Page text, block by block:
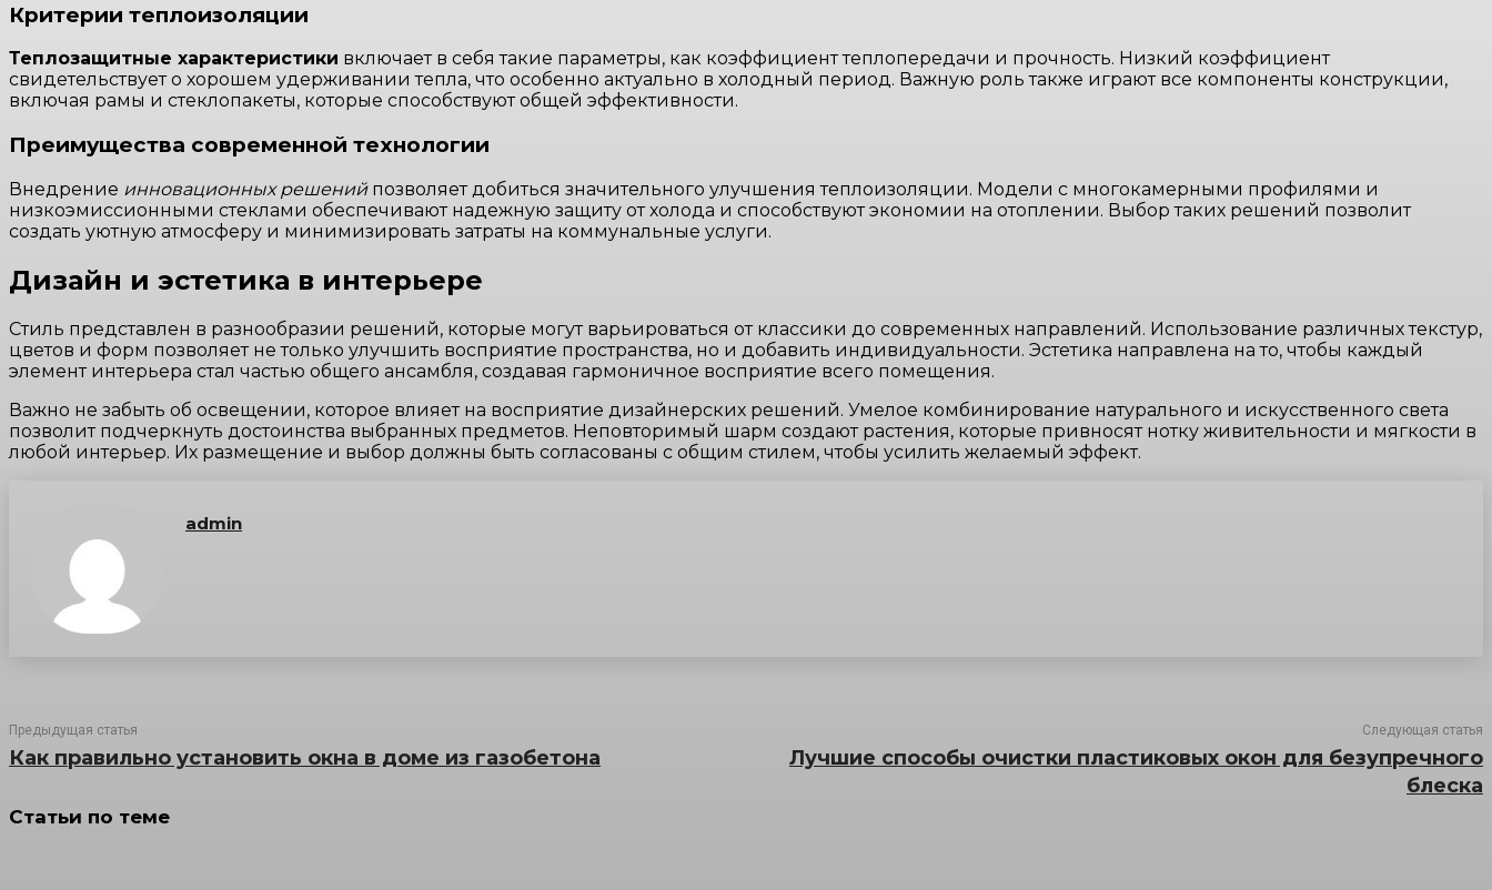
Критерии теплоизоляции
Теплозащитные характеристики включает в себя такие параметры, как коэффициент теплопередачи и прочность. Низкий коэффициент
свидетельствует о хорошем удерживании тепла, что особенно актуально в холодный период. Важную роль также играют все компоненты конструкции,
включая рамы и стеклопакеты, которые способствуют общей эффективности.
Преимущества современной технологии
Внедрение инновационных решенийпозволяет добиться значительного улучшения теплоизоляции. Модели с многокамерными профилями и
низкоэмиссионными стеклами обеспечивают надежную защиту от холода и способствуют экономии на отоплении. Выбор таких решений позволит
создать уютную атмосферу и минимизировать затраты на коммунальные услуги.
Дизайн и эстетика в интерьере
Стиль представлен в разнообразии решений, которые могут варьироваться от классики до современных направлений. Использование различных текстур,
цветов и форм позволяет не только улучшить восприятие пространства, но и добавить индивидуальности. Эстетика направлена на то, чтобы каждый
элемент интерьера стал частью общего ансамбля, создавая гармоничное восприятие всего помещения.
Важно не забыть об освещении, которое влияет на восприятие дизайнерских решений. Умелое комбинирование натурального и искусственного света
позволит подчеркнуть достоинства выбранных предметов. Неповторимый шарм создают растения, которые привносят нотку живительности и мягкости в
любой интерьер. Их размещение и выбор должны быть согласованы с общим стилем, чтобы усилить желаемый эффект.
admin
Предыдущая статья
Как правильно установить окна в доме из газобетона
Следующая статья
Лучшие способы очистки пластиковых окон для безупречного
блеска
Статьи по теме